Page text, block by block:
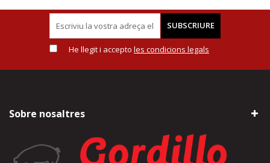
SUBSCRIURE
He llegit i accepto les condicions legals
Sobre nosaltres